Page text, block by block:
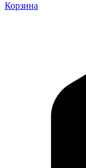
Корзина